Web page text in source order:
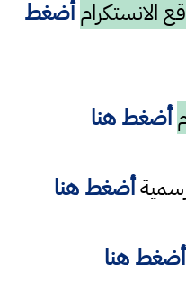
الانستكرام أضغط
أضغط هنا
أضغط هنا
أضغط هنا